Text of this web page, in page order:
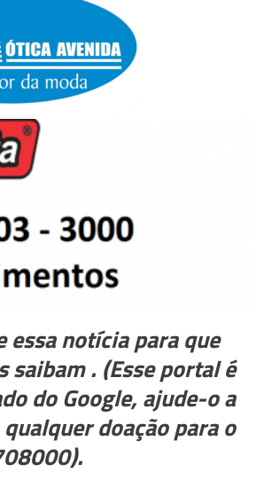
essa notícia para que
saibam . (Esse portal é
do Google, ajude-o a
doação para o